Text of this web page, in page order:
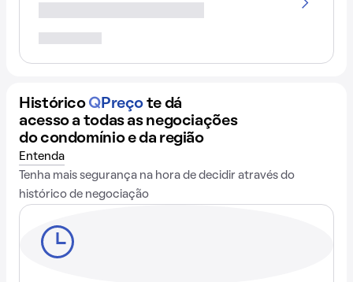
Histórico QPreço te dá
acesso a todas as negociações
do condomínio e da região
Entenda
Tenha mais segurança na hora de decidir através do
histórico de negociação